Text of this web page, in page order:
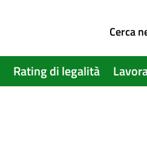
Cerca
Rating di legalità